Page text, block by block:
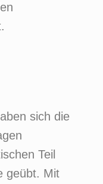
sich die
Teil
geübt. Mit